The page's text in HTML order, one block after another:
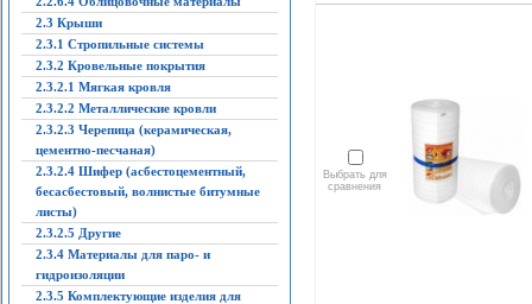
2.3 Крыши
2.3.1 Стропильные системы
2.3.2 Кровельные покрытия
2.3.2.1 Мягкая кровля
2.3.2.2 Металлические кровли
2.3.2.3 Черепица (керамическая,
цементно-песчаная)
2.3.2.4 Шифер (асбестоцементный,
бесасбестовый, волнистые битумные
листы)
2.3.2.5 Другие
2.3.4 Материалы для паро- и
гидроизоляции
2.3.5 Комплектующие изделия для
Выбрать для
сравнения